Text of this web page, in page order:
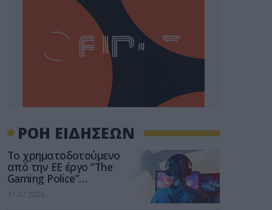
ΡΟΗ ΕΙΔΗΣΕΩΝ
Το χρηματοδοτούμενο
από την ΕΕ έργο “The
Gaming Police”
ενισχύει την ασφάλεια
των παιδιών στο
31.07.2026